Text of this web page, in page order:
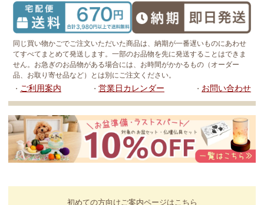
同じ買い物かごでご注文いただいた商品は、納期が一番遅いものにあわせ
てすべてまとめて発送します。一部のお品物を先に発送することはできま
せん。お急ぎのお品物がある場合には、お時間がかかるもの（オーダー
品、お取り寄せ品など）とは別にご注文ください。
・ ご利用案内 ・ 営業日カレンダー ・ お問い合わせ
初めての方向けご案内ページはこちら